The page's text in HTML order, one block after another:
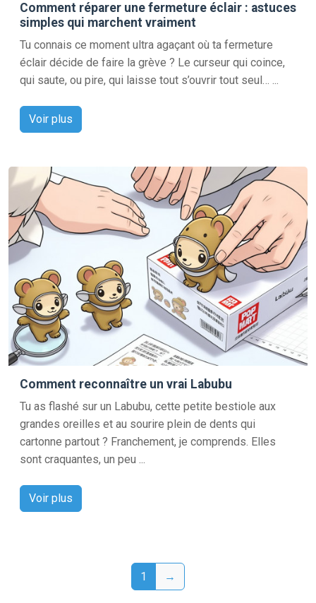
Comment réparer une fermeture éclair : astuces
simples qui marchent vraiment
Tu connais ce moment ultra agaçant où ta fermeture
éclair décide de faire la grève ? Le curseur qui coince,
qui saute, ou pire, qui laisse tout s’ouvrir tout seul… ...
Voir plus
Comment reconnaître un vrai Labubu
Tu as flashé sur un Labubu, cette petite bestiole aux
grandes oreilles et au sourire plein de dents qui
cartonne partout ? Franchement, je comprends. Elles
sont craquantes, un peu ...
Voir plus
1 →